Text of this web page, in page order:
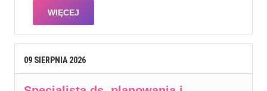
WIĘCEJ
09 SIERPNIA 2026